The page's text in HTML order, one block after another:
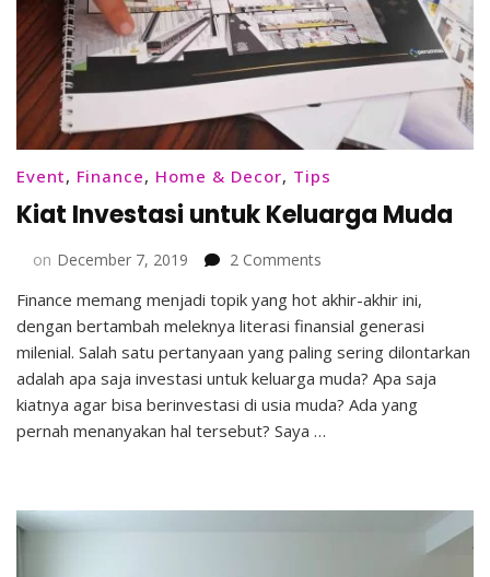
Event, Finance, Home & Decor, Tips
Kiat Investasi untuk Keluarga Muda
on December 7, 2019 2 Comments
Investasi
untuk
Keluarga
Muda
Finance memang menjadi topik yang hot akhir-akhir ini,
dengan bertambah meleknya literasi finansial generasi
milenial. Salah satu pertanyaan yang paling sering dilontarkan
adalah apa saja investasi untuk keluarga muda? Apa saja
kiatnya agar bisa berinvestasi di usia muda? Ada yang
pernah menanyakan hal tersebut? Saya …